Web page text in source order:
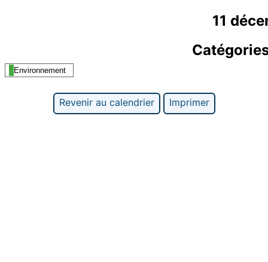
11
Environnement
Revenir au calendrier Imprimer